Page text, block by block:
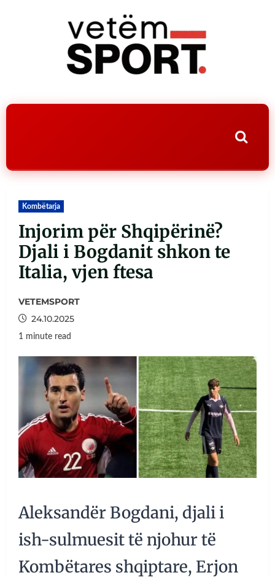
Kombëtarja
Injorim për Shqipërinë?
Djali i Bogdanit shkon te
Italia, vjen ftesa
VETEMSPORT
24.10.2025
1 minute read
Aleksandër Bogdani, djali i
ish-sulmuesit të njohur të
Kombëtares shqiptare, Erjon